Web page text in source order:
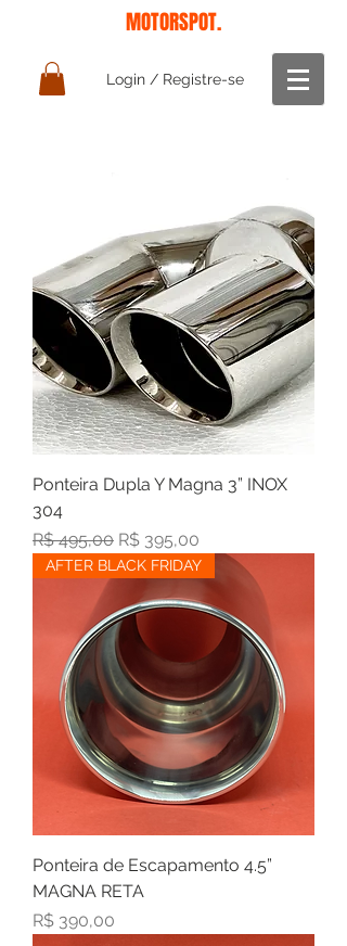
MOTORSPOT.
Login / Registre-se
Ponteira Dupla Y Magna 3” INOX
304
Preço normal
R$ 495,00 Preço promocional
R$ 395,00
AFTER BLACK FRIDAY
Ponteira de Escapamento 4.5”
MAGNA RETA
Preço
R$ 390,00